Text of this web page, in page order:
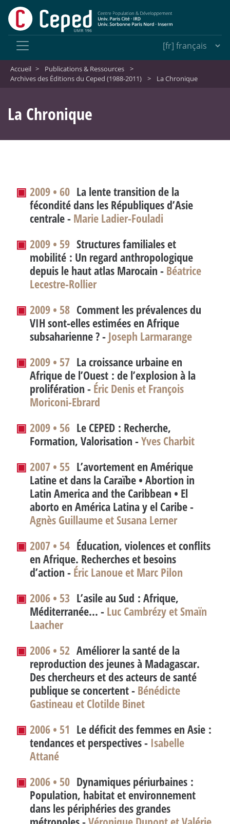
Accueil > Publications & Ressources
>
Archives des Éditions du Ceped (1988-2011)
> La Chronique
La Chronique
▣ 2009 • 60 La lente transition de la
fécondité dans les Républiques d’Asie
centrale -Marie Ladier-Fouladi
▣ 2009 • 59 Structures familiales et
mobilité : Un regard anthropologique
depuis le haut atlas Marocain -Béatrice
Lecestre-Rollier
▣ 2009 • 58 Comment les prévalences du
VIH sont-elles estimées en Afrique
subsaharienne? -Joseph Larmarange
▣ 2009 • 57 La croissance urbaine en
Afrique de l’Ouest : de l’explosion à la
prolifération -Éric Denis et François
Moriconi-Ebrard
▣ 2009 • 56 Le CEPED : Recherche,
Formation, Valorisation -Yves Charbit
▣ 2007 • 55 L’avortement en Amérique
Latine et dans la Caraïbe •Abortion in
Latin America and the Caribbean • El
aborto en América Latina y el Caribe-
Agnès Guillaume et Susana Lerner
▣ 2007 • 54 Éducation, violences et conflits
en Afrique. Recherches et besoins
d’action -Éric Lanoue et Marc Pilon
▣ 2006 • 53 L’asile au Sud : Afrique,
Méditerranée... -Luc Cambrézy et Smaïn
Laacher
▣ 2006 • 52 Améliorer la santé de la
reproduction des jeunes à Madagascar.
Des chercheurs et des acteurs de santé
publique se concertent -Bénédicte
Gastineau et Clotilde Binet
▣ 2006 • 51 Le déficit des femmes en Asie :
tendances et perspectives - Isabelle
Attané
▣ 2006 • 50 Dynamiques périurbaines :
Population, habitat et environnement
dans les périphéries des grandes